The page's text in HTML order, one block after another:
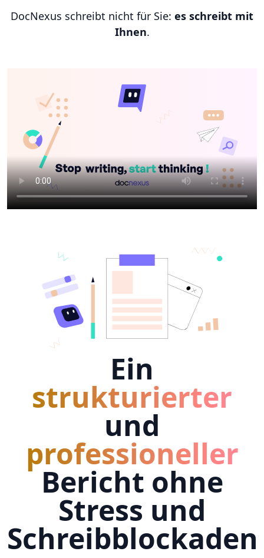
DocNexus schreibt nicht für Sie: es schreibt mit
Ihnen.
Ein
strukturierter
und
professioneller
Bericht ohne
Stress und
Schreibblockaden